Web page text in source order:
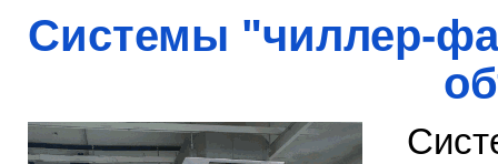
Системы "чиллер-